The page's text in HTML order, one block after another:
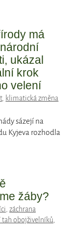
má
ukázal
krok
velení
, klimatická změna
sázejí na
Kyjeva rozhodla
žáby?
, záchrana
tah obojživelníků,